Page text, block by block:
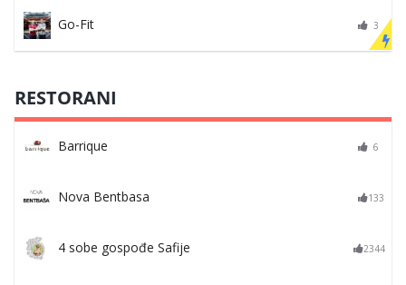
Go-Fit 3
RESTORANI
Barrique 6
Nova Bentbasa 133
4 sobe gospođe Safije 2344